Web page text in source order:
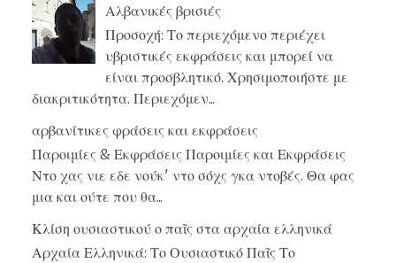
Αλβανικές βρισιές
Προσοχή: Το περιεχόμενο περιέχει
υβριστικές εκφράσεις και μπορεί να
είναι προσβλητικό. Χρησιμοποιήστε με
διακριτικότητα. Περιεχόμεν...
αρβανίτικες φράσεις και εκφράσεις
Παροιμίες & Εκφράσεις Παροιμίες και Εκφράσεις
Ντο χας νιε εδε νούκ' ντο σόχς γκα ντοβές. Θα φας
μια και ούτε που θα...
Κλίση ουσιαστικού ο παῖς στα αρχαία ελληνικά
Αρχαία Ελληνικά: Το Ουσιαστικό Παῖς Το